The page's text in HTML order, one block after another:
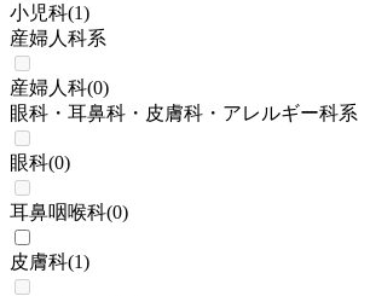
小児科(1)
産婦人科系
産婦人科(0)
眼科・耳鼻科・皮膚科・アレルギー科系
眼科(0)
耳鼻咽喉科(0)
皮膚科(1)